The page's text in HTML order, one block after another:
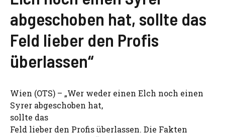
abgeschoben hat, sollte das
Feld lieber den Profis
überlassen“
Wien (OTS) – „Wer weder einen Elch noch einen
Syrer abgeschoben hat,
sollte das
Feld lieber den Profis überlassen. Die Fakten